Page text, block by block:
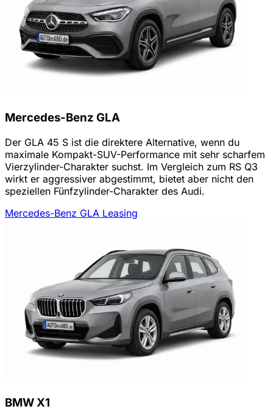
Mercedes-Benz GLA
Der GLA 45 S ist die direktere Alternative, wenn du
maximale Kompakt-SUV-Performance mit sehr scharfem
Vierzylinder-Charakter suchst. Im Vergleich zum RS Q3
wirkt er aggressiver abgestimmt, bietet aber nicht den
speziellen Fünfzylinder-Charakter des Audi.
Mercedes-Benz GLA Leasing
BMW X1